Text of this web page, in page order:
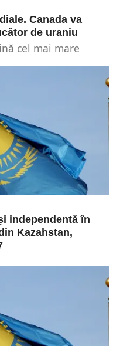
Canada va
de uraniu
cel mai mare
independentă în
Kazahstan,
unui avion